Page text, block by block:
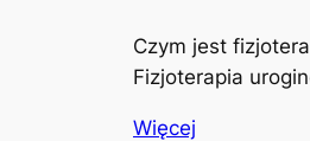
Czym jest
Fizjoterapia
Więcej